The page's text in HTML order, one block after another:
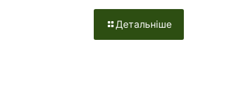
Детальніше